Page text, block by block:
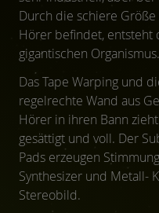
Durch die schiere
Hörer befindet, entsteht
gigantischen Organismus.
Das Tape Warping und
regelrechte Wand aus
Hörer in ihren Bann
gesättigt und voll. Der
Pads erzeugen
Synthesizer und Metall-
Stereobild.